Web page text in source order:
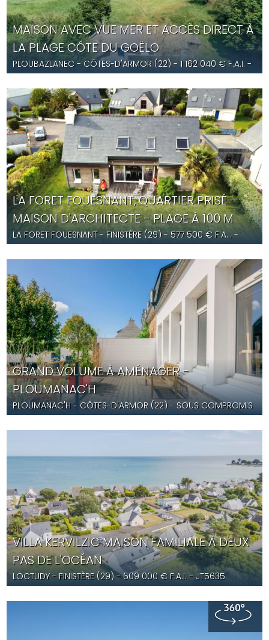
MAISON AVEC VUE MER ET ACCÈS DIRECT À
LA PLAGE CÔTE DU GOËLO
PLOUBAZLANEC - CÔTES-D'ARMOR (22) -1 162 040 € F.A.I. -
YD5644
LA FORET FOUESNANT, QUARTIER PRISÉ-
MAISON D'ARCHITECTE - PLAGE À 100 M
LA FORET FOUESNANT- FINISTÈRE (29) -577 500€ F.A.I.-
ST5640
GRAND VOLUME À AMÉNAGER -
PLOUMANAC'H
PLOUMANAC'H- CÔTES-D'ARMOR (22) -SOUS COMPROMIS
- YD5608A
VILLA KERVILZIC MAISON FAMILIALE À DEUX
PAS DE L'OCÉAN
LOCTUDY- FINISTÈRE (29) -609 000€ F.A.I. - JT5635